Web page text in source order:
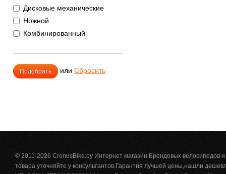
Дисковые механические
Ножной
Комбинированный
Подобрать или Сбросить
© 2011-2026 CronusBike.by Интернет магазин Брендовых
товара уточняйте у консультантов.Гарантия лучшей цены,нашли